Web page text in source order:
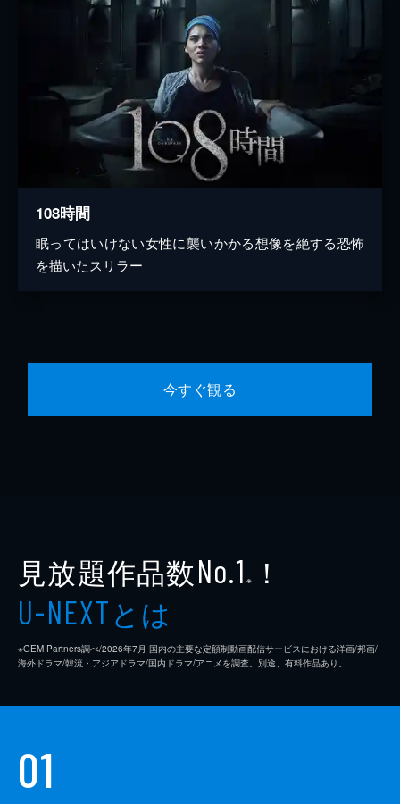
108時間
眠ってはいけない女性に襲いかかる想像を絶する恐怖
を描いたスリラー
今すぐ観る
見放題作品数No.1 ※ ！
U-NEXTとは
※GEM Partners調べ/2026年7⽉ 国内の主要な定額制動画配信サービスにおける洋画/邦画/
海外ドラマ/韓流・アジアドラマ/国内ドラマ/アニメを調査。別途、有料作品あり。
01